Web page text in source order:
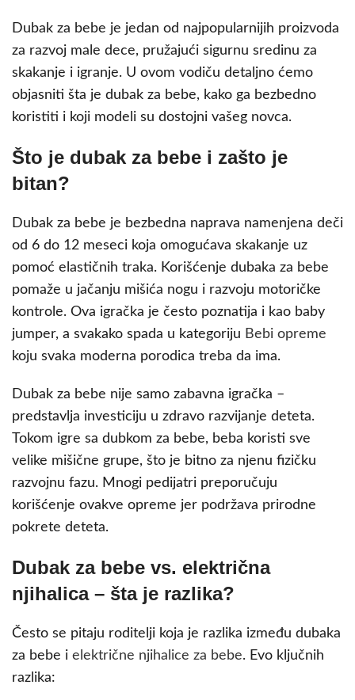
Dubak za bebe je jedan od najpopularnijih proizvoda
za razvoj male dece, pružajući sigurnu sredinu za
skakanje i igranje. U ovom vodiču detaljno ćemo
objasniti šta je dubak za bebe, kako ga bezbedno
koristiti i koji modeli su dostojni vašeg novca.
Što je dubak za bebe i zašto je
bitan?
Dubak za bebe je bezbedna naprava namenjena deči
od 6 do 12 meseci koja omogućava skakanje uz
pomoć elastičnih traka. Korišćenje dubaka za bebe
pomaže u jačanju mišića nogu i razvoju motoričke
kontrole. Ova igračka je često poznatija i kao baby
jumper, a svakako spada u kategoriju Bebi opreme
koju svaka moderna porodica treba da ima.
Dubak za bebe nije samo zabavna igračka –
predstavlja investiciju u zdravo razvijanje deteta.
Tokom igre sa dubkom za bebe, beba koristi sve
velike mišične grupe, što je bitno za njenu fizičku
razvojnu fazu. Mnogi pedijatri preporučuju
korišćenje ovakve opreme jer podržava prirodne
pokrete deteta.
Dubak za bebe vs. električna
njihalica – šta je razlika?
Često se pitaju roditelji koja je razlika između dubaka
za bebe i električne njihalice za bebe. Evo ključnih
razlika: